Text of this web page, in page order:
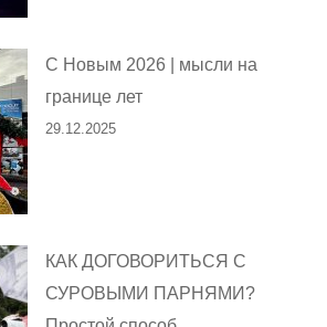
С Новым 2026 | мысли на
границе лет
29.12.2025
КАК ДОГОВОРИТЬСЯ С
СУРОВЫМИ ПАРНЯМИ?